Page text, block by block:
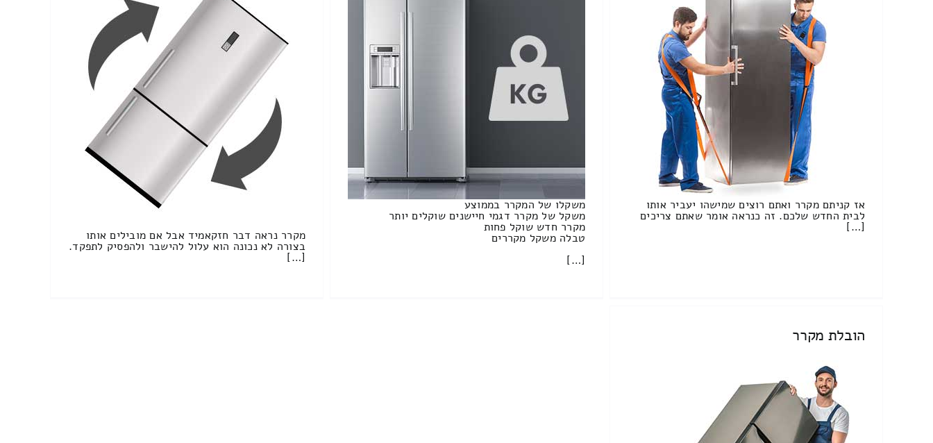
אז קניתם מקרר ואתם רוצים שמישהו יעביר אותו
לבית החדש שלכם. זה כנראה אומר שאתם צריכים
[…]
משקלו של המקרר בממוצע
משקל של מקרר דגמי חיישנים שוקלים יותר
מקרר חדש שוקל פחות
טבלה משקל מקררים
[…]
מקרר נראה דבר חזקאמיד אבל אם מובילים אותו
בצורה לא נכונה הוא עלול להישבר ולהפסיק לתפקד.
[…]
הובלת מקרר